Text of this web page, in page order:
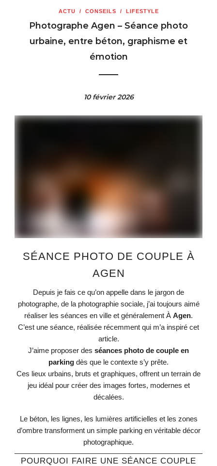
ACTU / CONSEILS / LIFESTYLE
Photographe Agen – Séance photo
urbaine, entre béton, graphisme et
émotion
10 février 2026
SÉANCE PHOTO DE COUPLE À
AGEN
Depuis je fais ce qu’on appelle dans le jargon de
photographe, de la photographie sociale, j’ai toujours aimé
réaliser les séances en ville et généralement À Agen.
C’est une séance, réalisée récemment qui m’a inspiré cet
article.
J’aime proposer des séances photo de couple en
parking dès que le contexte s’y prête.
Ces lieux urbains, bruts et graphiques, offrent un terrain de
jeu idéal pour créer des images fortes, modernes et
décalées.
Le béton, les lignes, les lumières artificielles et les zones
d’ombre transforment un simple parking en véritable décor
photographique.
POURQUOI FAIRE UNE SÉANCE COUPLE